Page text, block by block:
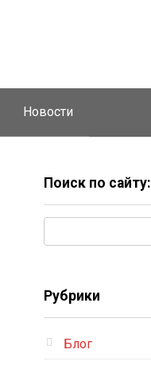
Новости
Поиск по сайту:
Рубрики
Блог